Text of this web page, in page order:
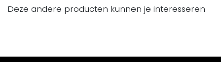
Deze andere producten kunnen je interesseren